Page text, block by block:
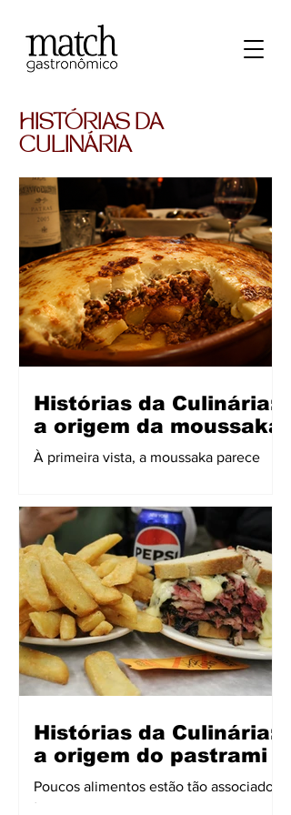
HISTÓRIAS DA
CULINÁRIA
Histórias da Culinária:
a origem da moussaka
À primeira vista, a moussaka parece
berinjela, carne temperada e um topo
dourado de molho cremoso gratinado.
Presente em tavernas, restaurantes e
mesas familiares por toda a Grécia, ela
é frequentemente apresentada como
um dos pratos mais tradicionais do país.
Mas sua história revela algo mais
complexo. Assim como o Mediterrâneo
que a cerca, a moussaka é resultado de
Histórias da Culinária:
a origem do pastrami
Poucos alimentos estão tão associados
à cidade de Nova York quanto o